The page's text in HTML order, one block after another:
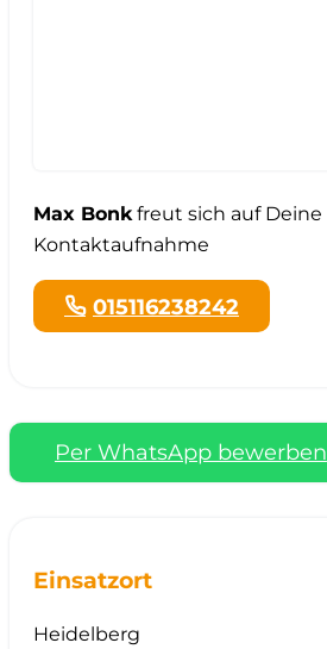
Max Bonkfreut sich auf Deine
Kontaktaufnahme
015116238242
Per WhatsApp bewerben
Einsatzort
Heidelberg